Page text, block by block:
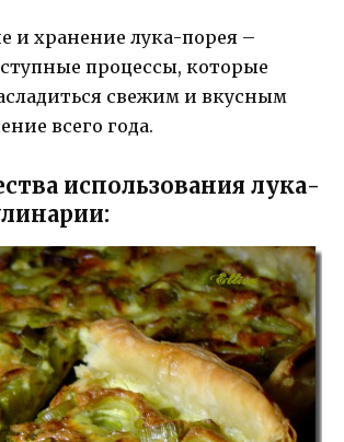
и хранение лука-порея –
процессы, которые
свежим и вкусным
всего года.
использования лука-